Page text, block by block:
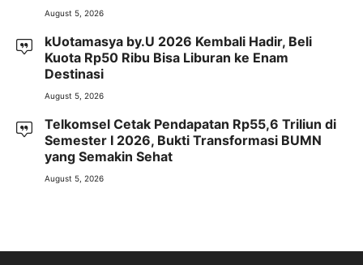
August 5, 2026
kUotamasya by.U 2026 Kembali Hadir, Beli
Kuota Rp50 Ribu Bisa Liburan ke Enam
Destinasi
August 5, 2026
Telkomsel Cetak Pendapatan Rp55,6 Triliun di
Semester I 2026, Bukti Transformasi BUMN
yang Semakin Sehat
August 5, 2026